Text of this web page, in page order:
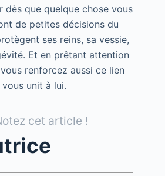
dès que quelque chose vous
de petites décisions du
ses reins, sa vessie,
Et en prêtant attention
renforcez aussi ce lien
unit à lui.
cet article !